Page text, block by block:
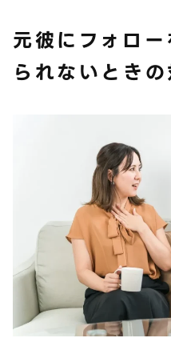
元彼にフォロ
られないとき